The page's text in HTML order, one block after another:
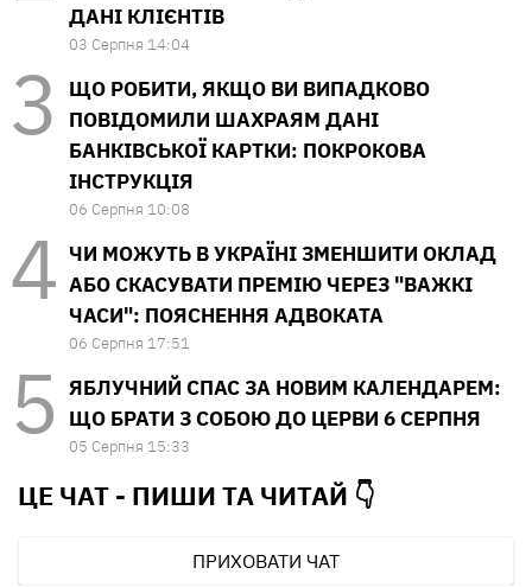
ДАНІ КЛІЄНТІВ
03 Серпня 14:04
ЩО РОБИТИ, ЯКЩО ВИ ВИПАДКОВО
ПОВІДОМИЛИ ШАХРАЯМ ДАНІ
БАНКІВСЬКОЇ КАРТКИ: ПОКРОКОВА
ІНСТРУКЦІЯ
06 Серпня 10:08
ЧИ МОЖУТЬ В УКРАЇНІ ЗМЕНШИТИ ОКЛАД
АБО СКАСУВАТИ ПРЕМІЮ ЧЕРЕЗ "ВАЖКІ
ЧАСИ": ПОЯСНЕННЯ АДВОКАТА
06 Серпня 17:51
ЯБЛУЧНИЙ СПАС ЗА НОВИМ КАЛЕНДАРЕМ:
ЩО БРАТИ З СОБОЮ ДО ЦЕРВИ 6 СЕРПНЯ
05 Серпня 15:33
ЦЕ ЧАТ - ПИШИ ТА ЧИТАЙ 👇
ПРИХОВАТИ ЧАТ